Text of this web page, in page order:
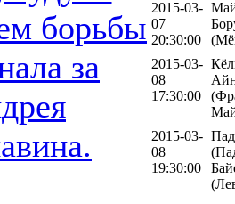
борьбы
за
2015-03-
07
20:30:00
2015-03-
08
17:30:00
2015-03-
08
19:30:00